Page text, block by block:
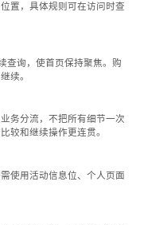
置，具体规则可在访问时查
查询，使首页保持聚焦。购
续。
务分流，不把所有细节一次
较和继续操作更连贯。
使用活动信息位、个人页面